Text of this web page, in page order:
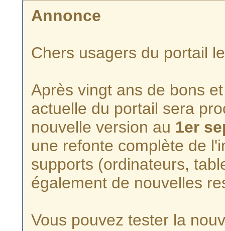
Annonce
Chers usagers du portail
Après vingt ans de bons
actuelle du portail sera
nouvelle version au 1er
une refonte complète de
supports (ordinateurs,
également de nouvelles
Vous pouvez tester la